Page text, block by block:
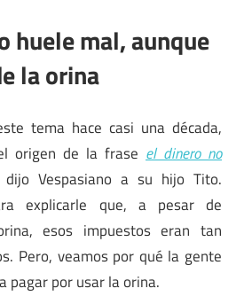
huele mal, aunque
la orina
tema hace casi una década,
origen de la frase el dinero no
Vespasiano a su hijo Tito.
explicarle que, a pesar de
esos impuestos eran tan
Pero, veamos por qué la gente
pagar por usar la orina.